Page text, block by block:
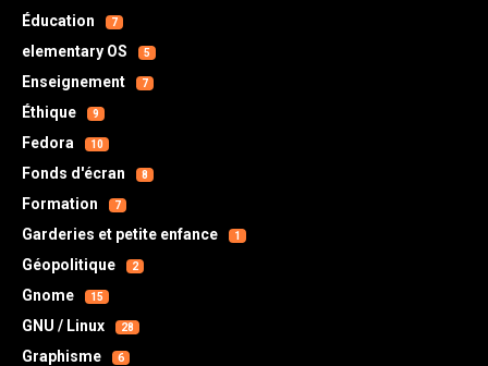
Éducation 7
elementary OS 5
Enseignement 7
Éthique 9
Fedora 10
Fonds d'écran 8
Formation 7
Garderies et petite enfance 1
Géopolitique 2
Gnome 15
GNU / Linux 28
Graphisme 6